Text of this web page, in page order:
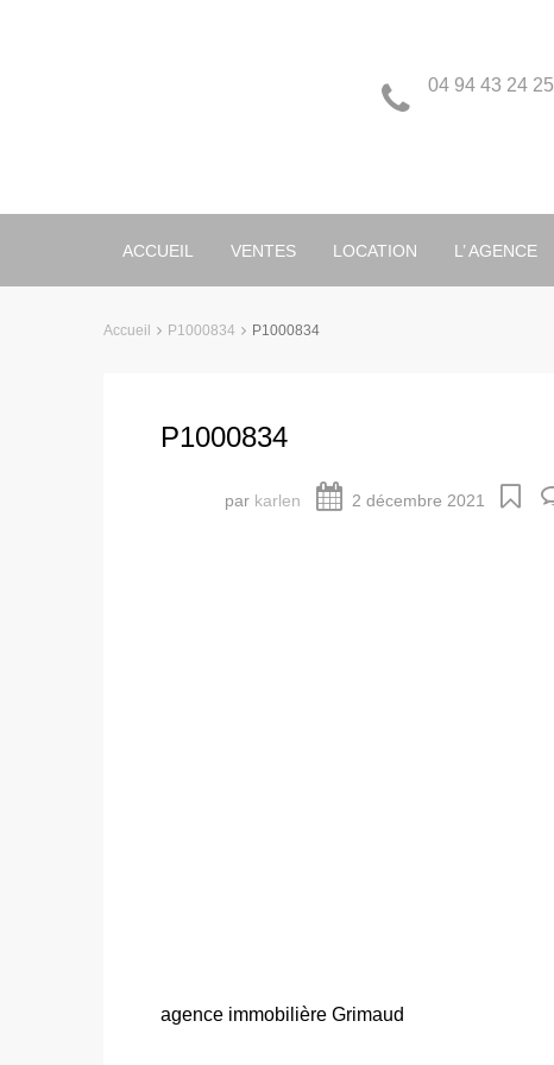
04 94 43 24 25
ACCUEIL VENTES LOCATION L’ AGENCE
Accueil P1000834 P1000834
P1000834
par karlen 2 décembre 2021
agence immobilière Grimaud